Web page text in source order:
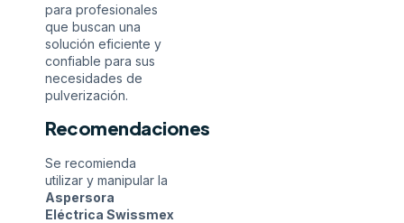
para profesionales
que buscan una
solución eficiente y
confiable para sus
necesidades de
pulverización.
Recomendaciones
Se recomienda
utilizar y manipular la
Aspersora
Eléctrica Swissmex